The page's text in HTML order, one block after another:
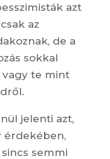
azt
az
de a
sokkal
vagy te mint
jelenti azt,
érdekében,
semmi